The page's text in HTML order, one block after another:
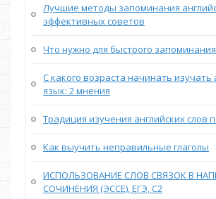
Лучшие методы запоминания
эффективных советов
Что нужно для быстрого
С какого возраста начинать изучать
язык: 2 мнения
Традиция изучения английских слов
Как выучить неправильные глаголы
ИСПОЛЬЗОВАНИЕ СЛОВ СВЯЗОК В
СОЧИНЕНИЯ (ЭССЕ), ЕГЭ, С2